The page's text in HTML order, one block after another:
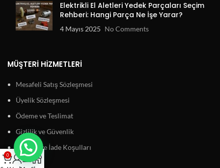
Elektrikli El Aletleri Yedek Parçaları Seçim
Rehberi: Hangi Parça Ne İşe Yarar?
4 Mayıs 2025 No Comments
MÜŞTERI HIZMETLERI
Mesafeli Satış Sözleşmesi
Üyelik Sözleşmesi
Ödeme ve Teslimat
Gizlilik ve Güvenlik
Garanti ve İade Koşulları
0